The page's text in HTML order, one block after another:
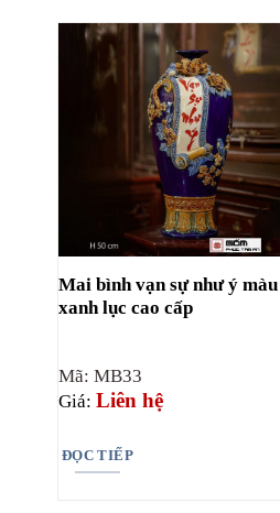
Mai bình vạn sự như ý màu
xanh lục cao cấp
Mã: MB33
Giá: Liên hệ
ĐỌC TIẾP